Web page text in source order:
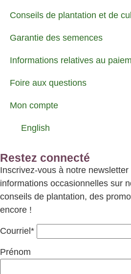
Conseils de plantation et de
Garantie des semences
Informations relatives au
Foire aux questions
Mon compte
English
Restez connecté
Inscrivez-vous à notre
informations occasionnelles sur
conseils de plantation, des
encore !
Courriel*
Prénom